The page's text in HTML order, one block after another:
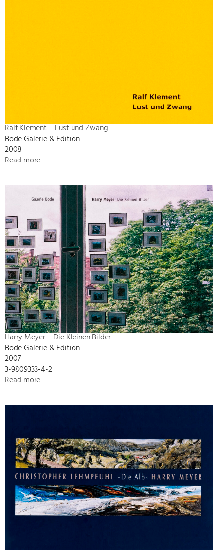
Ralf Klement – Lust und Zwang
Bode Galerie & Edition
2008
Read more
Harry Meyer – Die Kleinen Bilder
Bode Galerie & Edition
2007
3-9809333-4-2
Read more